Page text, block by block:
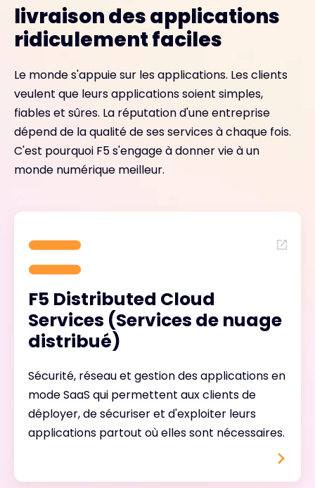
livraison des applications
ridiculement faciles
Le monde s'appuie sur les applications. Les clients
veulent que leurs applications soient simples,
fiables et sûres. La réputation d'une entreprise
dépend de la qualité de ses services à chaque fois.
C'est pourquoi F5 s'engage à donner vie à un
monde numérique meilleur.
F5 Distributed Cloud
Services (Services de nuage
distribué)
Sécurité, réseau et gestion des applications en
mode SaaS qui permettent aux clients de
déployer, de sécuriser et d'exploiter leurs
applications partout où elles sont nécessaires.